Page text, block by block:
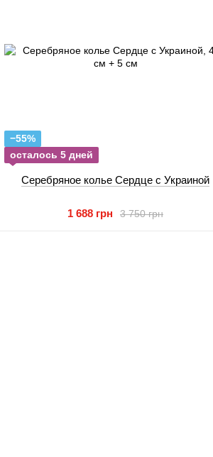
−55%
осталось 5 дней
Серебряное колье Сердце с Украиной
3 750 грн
1 688 грн